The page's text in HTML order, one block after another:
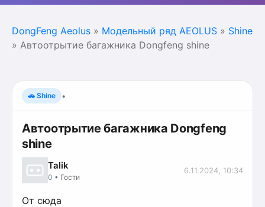
DongFeng Aeolus » Модельный ряд AEOLUS » Shine
» Автоотрытие багажника Dongfeng shine
🚗 Shine •
Автоотрытие багажника Dongfeng
shine
Talik
0 • Гости
6.11.2024, 10:34
От сюда